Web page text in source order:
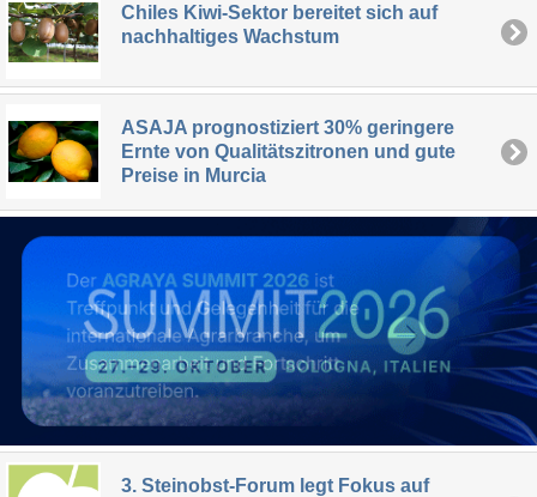
Chiles Kiwi-Sektor bereitet sich auf
nachhaltiges Wachstum
ASAJA prognostiziert 30% geringere
Ernte von Qualitätszitronen und gute
Preise in Murcia
3. Steinobst-Forum legt Fokus auf